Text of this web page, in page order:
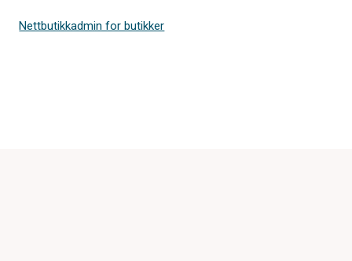
Nettbutikkadmin for butikker